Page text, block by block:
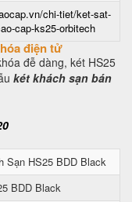
chi-tiet/ket-sat-
cap-ks25-orbitech
điện tử
đễ dàng, két HS25
két khách sạn bán
Sạn HS25 BDD Black
BDD Black